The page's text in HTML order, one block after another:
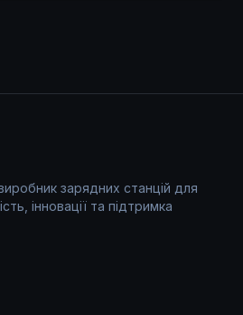
зарядних станцій для
інновації та підтримка